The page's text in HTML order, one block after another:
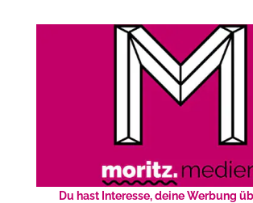
Du hast Interesse, deine Werbung